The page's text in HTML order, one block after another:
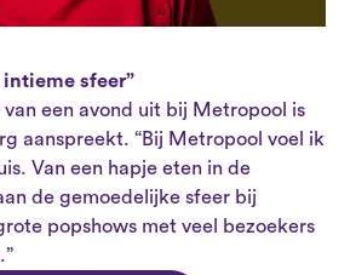
sfeer”
een avond uit bij Metropool is
aanspreekt. “Bij Metropool voel ik
Van een hapje eten in de
de gemoedelijke sfeer bij
popshows met veel bezoekers